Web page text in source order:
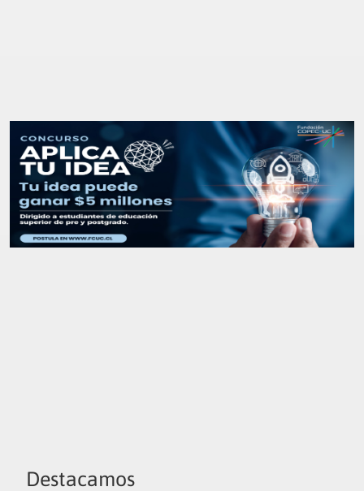
Destacamos